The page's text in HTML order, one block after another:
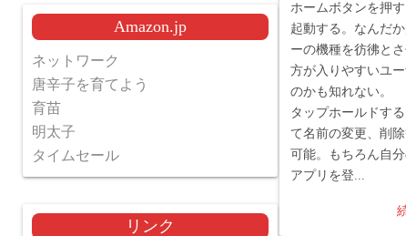
ホームボタンを押
起動する。なんだ
ーの機種を彷彿と
方が入りやすいユ
のかも知れない。
タップホールドす
て名前の変更、削
可能。もちろん自
アプリを登...
Amazon.jp
ネットワーク
唐辛子を育てよう
育苗
明太子
タイムセール
リンク